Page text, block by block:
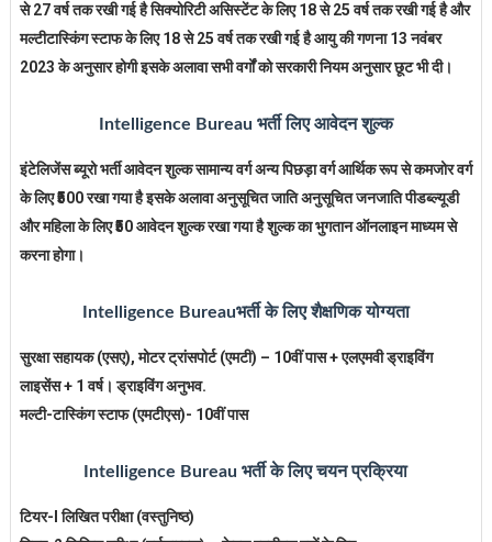
से 27 वर्ष तक रखी गई है सिक्योरिटी असिस्टेंट के लिए 18 से 25 वर्ष तक रखी गई है और
मल्टीटास्किंग स्टाफ के लिए 18 से 25 वर्ष तक रखी गई है आयु की गणना 13 नवंबर
2023 के अनुसार होगी इसके अलावा सभी वर्गों को सरकारी नियम अनुसार छूट भी दी।
Intelligence Bureau भर्ती लिए आवेदन शुल्क
इंटेलिजेंस ब्यूरो भर्ती आवेदन शुल्क सामान्य वर्ग अन्य पिछड़ा वर्ग आर्थिक रूप से कमजोर वर्ग
के लिए ₹500 रखा गया है इसके अलावा अनुसूचित जाति अनुसूचित जनजाति पीडब्ल्यूडी
और महिला के लिए ₹50 आवेदन शुल्क रखा गया है शुल्क का भुगतान ऑनलाइन माध्यम से
करना होगा।
Intelligence Bureauभर्ती के लिए शैक्षणिक योग्यता
सुरक्षा सहायक (एसए), मोटर ट्रांसपोर्ट (एमटी) – 10वीं पास + एलएमवी ड्राइविंग
लाइसेंस + 1 वर्ष। ड्राइविंग अनुभव.
मल्टी-टास्किंग स्टाफ (एमटीएस)- 10वीं पास
Intelligence Bureau भर्ती के लिए चयन प्रक्रिया
टियर-I लिखित परीक्षा (वस्तुनिष्ठ)